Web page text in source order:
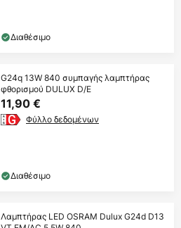
Διαθέσιμο
G24q 13W 840 συμπαγής λαμπτήρας
φθορισμού DULUX D/E
11,90 €
Φύλλο δεδομένων
Διαθέσιμο
Λαμπτήρας LED OSRAM Dulux G24d D13